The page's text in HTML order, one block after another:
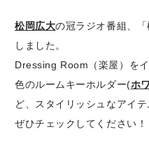
松岡広大の冠ラジオ番組、
しました。
Dressing Room（楽屋）を
色のルームキーホルダー(ホ
ど、スタイリッシュなアイテ
ぜひチェックしてください！